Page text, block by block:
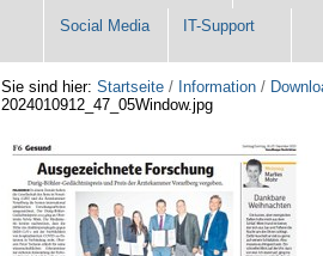
Social Media IT-Support
Sie sind hier: Startseite / Information /
2024010912_47_05Window.jpg